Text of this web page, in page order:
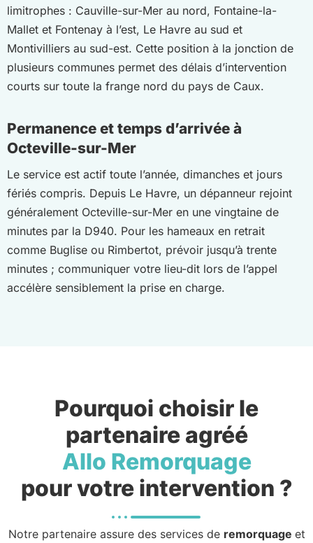
limitrophes : Cauville-sur-Mer au nord, Fontaine-la-
Mallet et Fontenay à l’est, Le Havre au sud et
Montivilliers au sud-est. Cette position à la jonction de
plusieurs communes permet des délais d’intervention
courts sur toute la frange nord du pays de Caux.
Permanence et temps d’arrivée à
Octeville-sur-Mer
Le service est actif toute l’année, dimanches et jours
fériés compris. Depuis Le Havre, un dépanneur rejoint
généralement Octeville-sur-Mer en une vingtaine de
minutes par la D940. Pour les hameaux en retrait
comme Buglise ou Rimbertot, prévoir jusqu’à trente
minutes ; communiquer votre lieu-dit lors de l’appel
accélère sensiblement la prise en charge.
Pourquoi choisir le
partenaire agréé
Allo Remorquage
pour votre intervention ?
Notre partenaire assure des services de remorquage et